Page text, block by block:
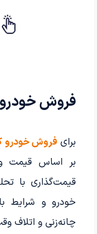
فروش
برایفروش خودرو
بر اساس قیمت
قیمت‌گذاری با
خودرو و شرایط
چانه‌زنی و اتلاف